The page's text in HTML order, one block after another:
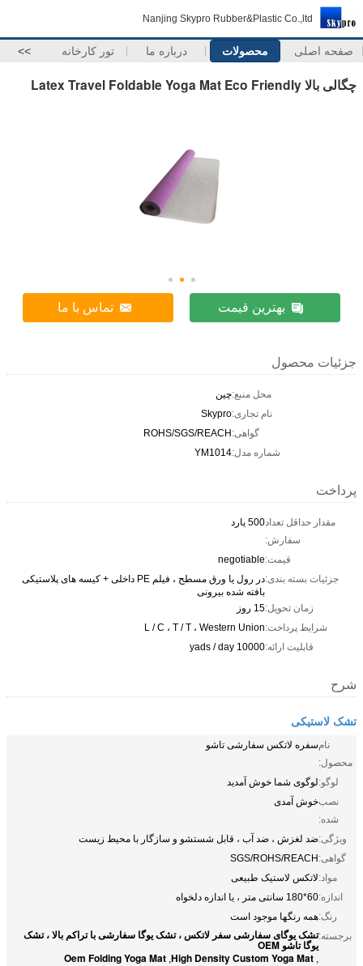
Nanjing Skypro Rubber&Plastic Co.,ltd
صفحه اصلی محصولات درباره ما تور کارخانه >>
چگالی بالا Latex Travel Foldable Yoga Mat Eco Friendly
بهترین قیمت تماس با ما
جزئیات محصول
محل منبع:چین
نام تجاری:Skypro
گواهی:ROHS/SGS/REACH
شماره مدل:YM1014
پرداخت
مقدار حداقل تعداد
سفارش:
500 یارد
قیمت:negotiable
جزئیات بسته بندی:
در رول یا ورق مسطح ، فیلم PE داخلی + کیسه های پلاستیکی
بافته شده بیرونی
زمان تحویل:15 روز
شرایط پرداخت:L / C ، T / T ، Western Union
قابلیت ارائه:10000 yads / day
شرح
تشک لاستیکی
نام
محصول:
سفره لاتکس سفارشی تاشو
لوگو:لوگوی شما خوش آمدید
نصب
شده:
خوش آمدی
ویژگی:ضد لغزش ، ضد آب ، قابل شستشو و سازگار با محیط زیست
گواهی:SGS/ROHS/REACH
مواد:لاتکس لاستیک طبیعی
اندازه:60*180 سانتی متر ، یا اندازه دلخواه
رنگ:همه رنگها موجود است
برجسته:تشک یوگای سفارشی سفر لاتکس ، تشک یوگا سفارشی با تراکم بالا ، تشک
یوگا تاشو OEM
,
High Density Custom Yoga Mat
,
Oem Folding Yoga Mat